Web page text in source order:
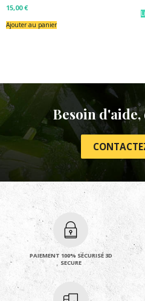
15,00€
Ajouter au panier
Besoin d'aide,
PAIEMENT 100% SÉCURISÉ 3D
SECURE